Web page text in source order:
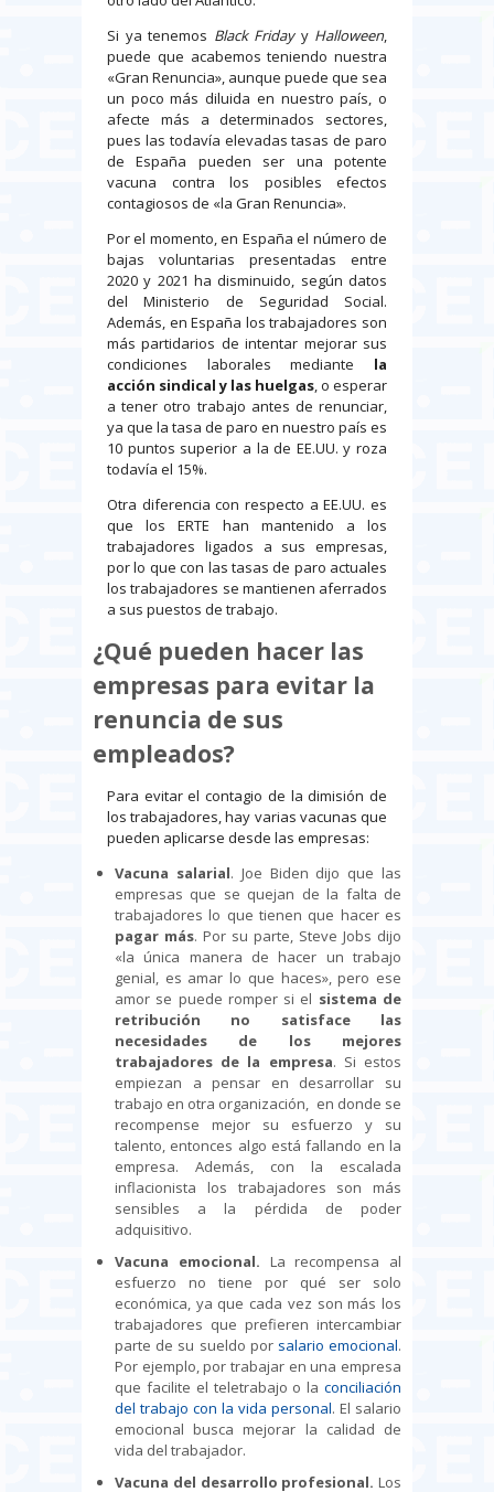
Si ya tenemos Black Fridayy Halloween,
puede que acabemos teniendo nuestra
«Gran Renuncia», aunque puede que sea
un poco más diluida en nuestro país, o
afecte más a determinados sectores,
pues las todavía elevadas tasas de paro
de España pueden ser una potente
vacuna contra los posibles efectos
contagiosos de «la Gran Renuncia».
Por el momento, en España el número de
bajas voluntarias presentadas entre
2020 y 2021 ha disminuido, según datos
del Ministerio de Seguridad Social.
Además, en España los trabajadores son
más partidarios de intentar mejorar sus
condiciones laborales mediante la
acción sindical y las huelgas, o esperar
a tener otro trabajo antes de renunciar,
ya que la tasa de paro en nuestro país es
10 puntos superior a la de EE.UU. y roza
todavía el 15%.
Otra diferencia con respecto a EE.UU. es
que los ERTE han mantenido a los
trabajadores ligados a sus empresas,
por lo que con las tasas de paro actuales
los trabajadores se mantienen aferrados
a sus puestos de trabajo.
¿Qué pueden hacer las
empresas para evitar la
renuncia de sus
empleados?
Para evitar el contagio de la dimisión de
los trabajadores, hay varias vacunas que
pueden aplicarse desde las empresas:
Vacuna salarial. Joe Biden dijo que las
empresas que se quejan de la falta de
trabajadores lo que tienen que hacer es
pagar más. Por su parte, Steve Jobs dijo
«la única manera de hacer un trabajo
genial, es amar lo que haces», pero ese
amor se puede romper si el sistema de
retribución no satisface las
necesidades de los mejores
trabajadores de la empresa. Si estos
empiezan a pensar en desarrollar su
trabajo en otra organización, en donde se
recompense mejor su esfuerzo y su
talento, entonces algo está fallando en la
empresa. Además, con la escalada
inflacionista los trabajadores son más
sensibles a la pérdida de poder
adquisitivo.
Vacuna emocional. La recompensa al
esfuerzo no tiene por qué ser solo
económica, ya que cada vez son más los
trabajadores que prefieren intercambiar
parte de su sueldo por salario emocional.
Por ejemplo, por trabajar en una empresa
que facilite el teletrabajo o la conciliación
del trabajo con la vida personal. El salario
emocional busca mejorar la calidad de
vida del trabajador.
Vacuna del desarrollo profesional. Los